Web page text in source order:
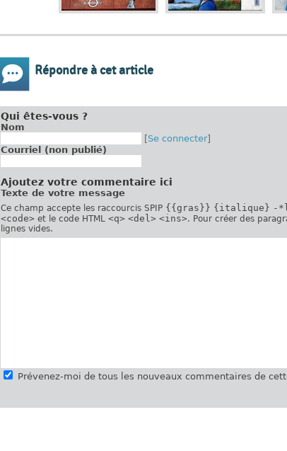
Répondre à cet article
Qui êtes-vous ?
Nom
[Se connecter]
Courriel (non publié)
Ajoutez votre commentaire ici
Texte de votre message
Ce champ accepte les raccourcis SPIP {{gras}} {italique} -
<code> et le code HTML <q> <del> <ins>. Pour créer des
lignes vides.
Prévenez-moi de tous les nouveaux commentaires de